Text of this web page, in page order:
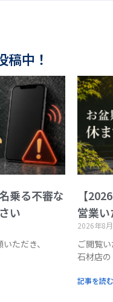
中！
乗る不審な
い
ただき、
【
営業
2026年8
ご閲覧
石材店の
記事を読